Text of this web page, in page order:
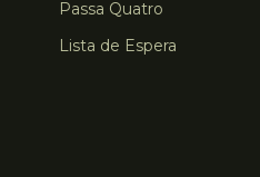
Passa Quatro
Lista de Espera